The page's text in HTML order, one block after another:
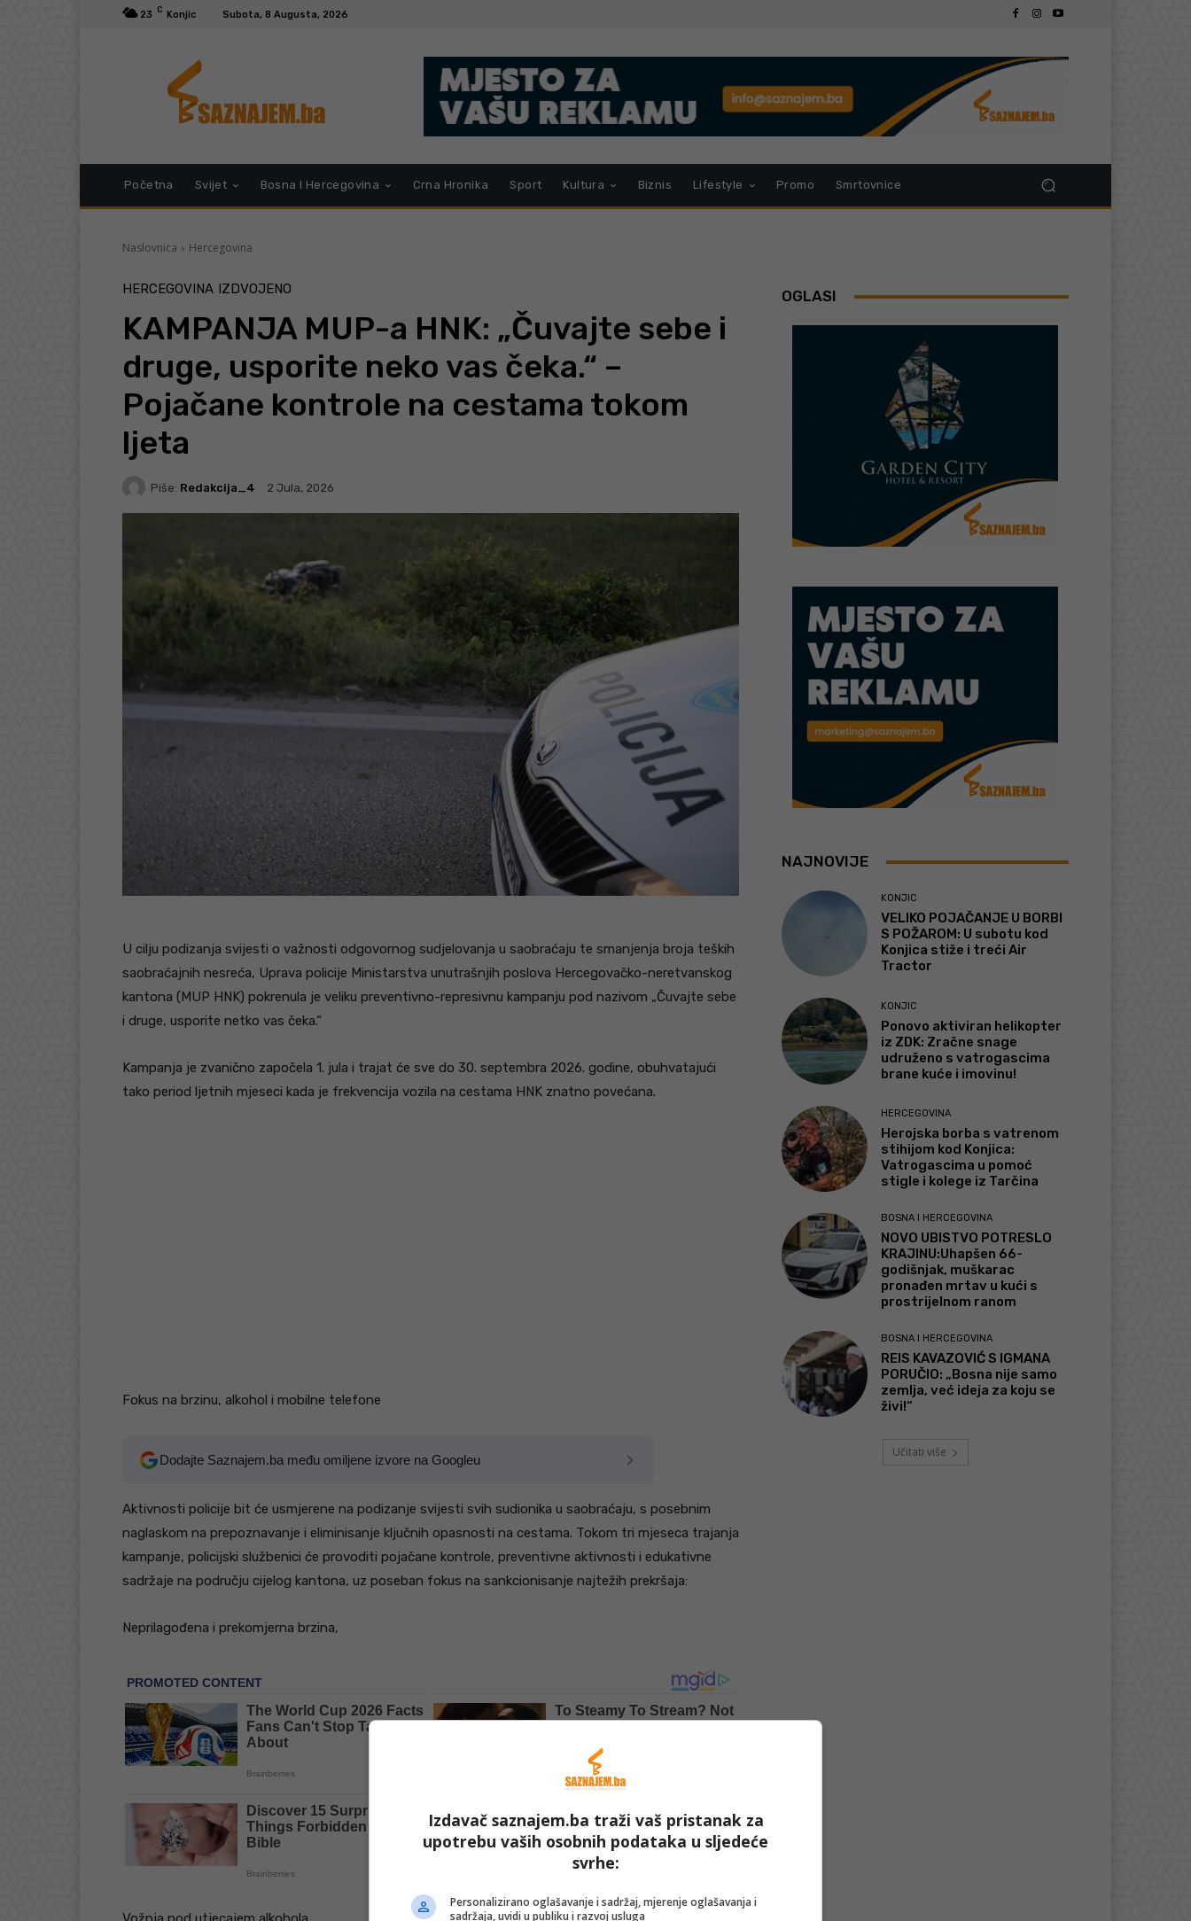
23 C Konjic Subota, 8 Augusta, 2026
Početna Svijet Bosna I Hercegovina Crna Hronika Sport Kultura Biznis Lifestyle Promo Smrtovnice
Naslovnica Hercegovina
HERCEGOVINA IZDVOJENO
KAMPANJA MUP-a HNK: „Čuvajte sebe i
druge, usporite neko vas čeka.“ –
Pojačane kontrole na cestama tokom
ljeta
Piše: Redakcija_4 2 Jula, 2026
U cilju podizanja svijesti o važnosti odgovornog sudjelovanja u saobraćaju te smanjenja broja teških
saobraćajnih nesreća, Uprava policije Ministarstva unutrašnjih poslova Hercegovačko-neretvanskog
kantona (MUP HNK) pokrenula je veliku preventivno-represivnu kampanju pod nazivom „Čuvajte sebe
i druge, usporite netko vas čeka.“
Kampanja je zvanično započela 1. jula i trajat će sve do 30. septembra 2026. godine, obuhvatajući
tako period ljetnih mjeseci kada je frekvencija vozila na cestama HNK znatno povećana.
Fokus na brzinu, alkohol i mobilne telefone
Dodajte Saznajem.ba među omiljene izvore na Googleu
Aktivnosti policije bit će usmjerene na podizanje svijesti svih sudionika u saobraćaju, s posebnim
naglaskom na prepoznavanje i eliminisanje ključnih opasnosti na cestama. Tokom tri mjeseca trajanja
kampanje, policijski službenici će provoditi pojačane kontrole, preventivne aktivnosti i edukativne
sadržaje na području cijelog kantona, uz poseban fokus na sankcionisanje najtežih prekršaja:
Neprilagođena i prekomjerna brzina,
OGLASI
NAJNOVIJE
KONJIC
VELIKO POJAČANJE U BORBI
S POŽAROM: U subotu kod
Konjica stiže i treći Air
Tractor
KONJIC
Ponovo aktiviran helikopter
iz ZDK: Zračne snage
udruženo s vatrogascima
brane kuće i imovinu!
HERCEGOVINA
Herojska borba s vatrenom
stihijom kod Konjica:
Vatrogascima u pomoć
stigle i kolege iz Tarčina
BOSNA I HERCEGOVINA
NOVO UBISTVO POTRESLO
KRAJINU:Uhapšen 66-
godišnjak, muškarac
pronađen mrtav u kući s
prostrijelnom ranom
BOSNA I HERCEGOVINA
REIS KAVAZOVIĆ S IGMANA
PORUČIO: „Bosna nije samo
zemlja, već ideja za koju se
živi!“
Učitati više
Izdavač saznajem.ba traži vaš pristanak za
upotrebu vaših osobnih podataka u sljedeće
svrhe:
Personalizirano oglašavanje i sadržaj, mjerenje oglašavanja i
sadržaja, uvidi u publiku i razvoj usluga